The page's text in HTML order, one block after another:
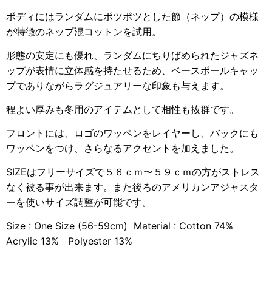
ボディにはランダムにポツポツとした節（ネップ）の模様
が特徴のネップ混コットンを試用。
形態の安定にも優れ、ランダムにちりばめられたジャズネ
ップが表情に立体感を持たせるため、ベースボールキャッ
プでありながらラグジュアリーな印象も与えます。
程よい厚みも冬用のアイテムとして相性も抜群です。
フロントには、ロゴのワッペンをレイヤーし、バックにも
ワッペンをつけ、さらなるアクセントを加えました。
SIZEはフリーサイズで５６ｃｍ〜５９ｃｍの方がストレス
なく被る事が出来ます。また後ろのアメリカンアジャスタ
ーを使いサイズ調整が可能です。
Size : One Size (56-59cm) Material : Cotton 74%
Acrylic 13% Polyester 13%